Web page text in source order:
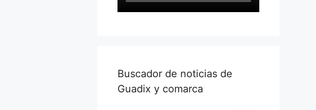
Buscador de noticias de
Guadix y comarca